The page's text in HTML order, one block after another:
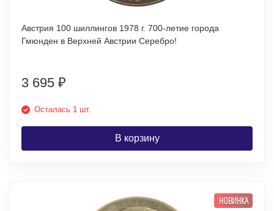
Австрия 100 шиллингов 1978 г. 700-летие города
Гмюнден в Верхней Австрии Серебро!
3 695 ₽
Осталась 1 шт.
В корзину
НОВИНКА